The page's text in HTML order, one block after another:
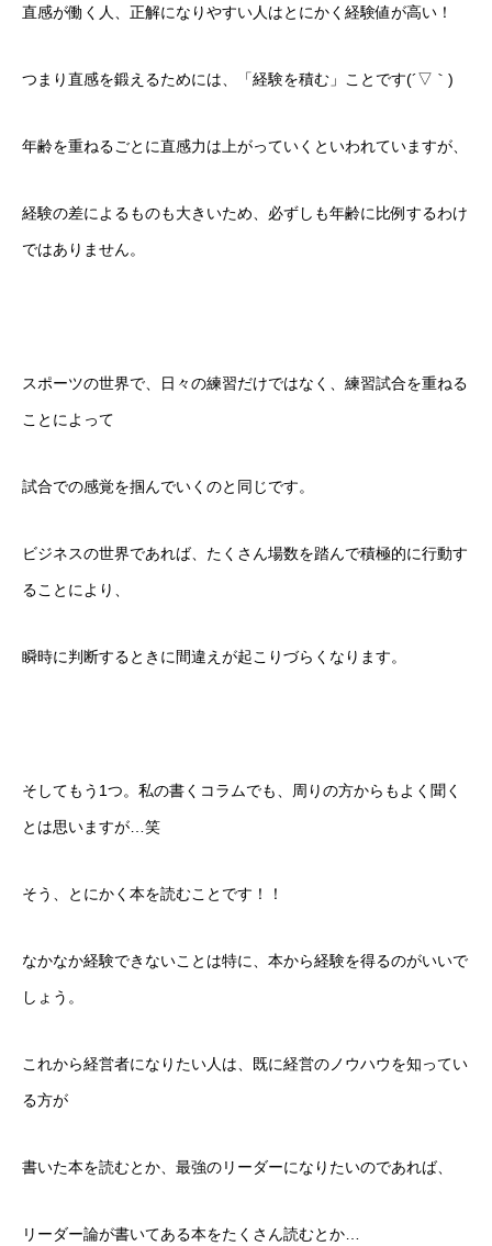
お問合せ
直感が働く人、正解になりやすい人はとにかく経験値が高い！
つまり直感を鍛えるためには、「経験を積む」ことです(´▽｀)
年齢を重ねるごとに直感力は上がっていくといわれていますが、
経験の差によるものも大きいため、必ずしも年齢に比例するわけ
ではありません。
スポーツの世界で、日々の練習だけではなく、練習試合を重ねる
ことによって
試合での感覚を掴んでいくのと同じです。
ビジネスの世界であれば、たくさん場数を踏んで積極的に行動す
ることにより、
瞬時に判断するときに間違えが起こりづらくなります。
そしてもう1つ。私の書くコラムでも、周りの方からもよく聞く
とは思いますが…笑
そう、とにかく本を読むことです！！
なかなか経験できないことは特に、本から経験を得るのがいいで
しょう。
これから経営者になりたい人は、既に経営のノウハウを知ってい
る方が
書いた本を読むとか、最強のリーダーになりたいのであれば、
リーダー論が書いてある本をたくさん読むとか…